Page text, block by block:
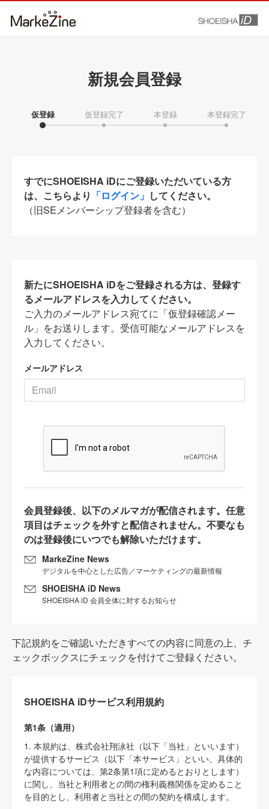
新規会員登録
仮登録 仮登録完了 本登録 本登録完了
すでにSHOEISHA iDにご登録いただいている方
は、こちらより 「ログイン」 してください。
（旧SEメンバーシップ登録者を含む）
新たにSHOEISHA iDをご登録される方は、登録す
るメールアドレスを入力してください。
ご入力のメールアドレス宛てに「仮登録確認メー
ル」をお送りします。受信可能なメールアドレスを
入力してください。
メールアドレス
会員登録後、以下のメルマガが配信されます。任意
項目はチェックを外すと配信されません。不要なも
のは登録後にいつでも解除いただけます。
MarkeZine News
デジタルを中心とした広告／マーケティングの最新情報
SHOEISHA iD News
SHOEISHA iD 会員全体に対するお知らせ
下記規約をご確認いただきすべての内容に同意の上、チ
ェックボックスにチェックを付けてご登録ください。
SHOEISHA iDサービス利用規約
第1条（適用）
1. 本規約は、株式会社翔泳社（以下「当社」といいます）
が提供するサービス（以下「本サービス」といい、具体的
な内容については、第2条第1項に定めるとおりとします）
に関し、当社と利用者との間の権利義務関係を定めること
を目的とし、利用者と当社との間の契約を構成します。